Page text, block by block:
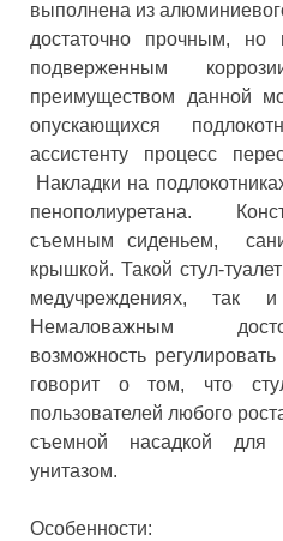
выполнена из
достаточно прочным,
подверженным
преимуществом данной
опускающихся
ассистенту процесс
Накладки на
пенополиуретана.
съемным сиденьем,
крышкой. Такой стул-
медучреждениях, так
Немаловажным
возможность
говорит о том, что
пользователей любого
съемной насадкой для
унитазом.
Особенности: